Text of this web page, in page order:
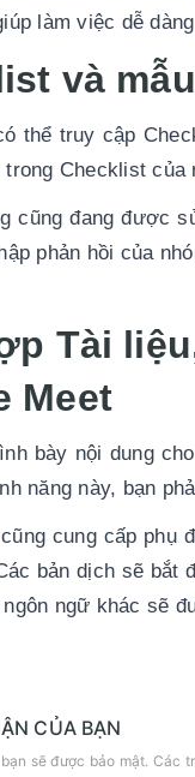
làm việc dễ
và
thể truy cập
Checklist
cũng đang được
phản hồi của
Tài
Meet
bày nội dung
năng này, bạn
cung cấp phụ
bản dịch sẽ bắt
ngữ khác sẽ
CỦA BẠN
sẽ được bảo mật. Các